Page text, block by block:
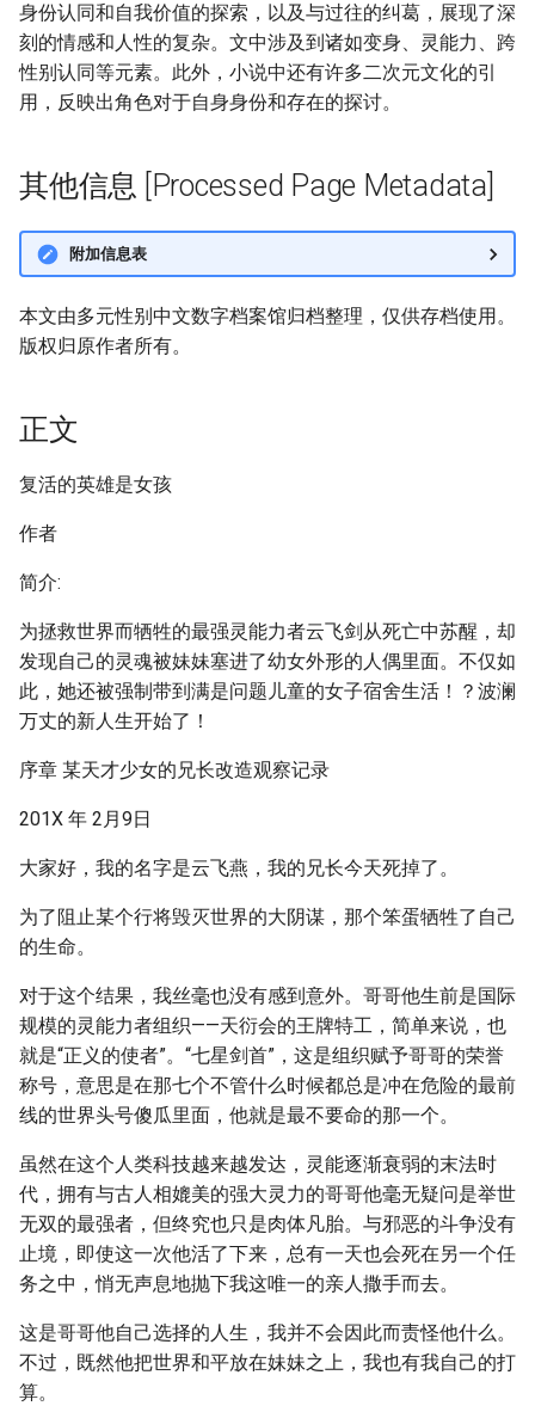
身份认同和自我价值的探索，以及与过往的纠葛，展现了深
刻的情感和人性的复杂。文中涉及到诸如变身、灵能力、跨
性别认同等元素。此外，小说中还有许多二次元文化的引
用，反映出角色对于自身身份和存在的探讨。
其他信息 [Processed Page Metadata]
附加信息表
本文由多元性别中文数字档案馆归档整理，仅供存档使用。
版权归原作者所有。
正文
复活的英雄是女孩
作者
简介:
为拯救世界而牺牲的最强灵能力者云飞剑从死亡中苏醒，却
发现自己的灵魂被妹妹塞进了幼女外形的人偶里面。不仅如
此，她还被强制带到满是问题儿童的女子宿舍生活！？波澜
万丈的新人生开始了！
序章 某天才少女的兄长改造观察记录
201X 年 2月9日
大家好，我的名字是云飞燕，我的兄长今天死掉了。
为了阻止某个行将毁灭世界的大阴谋，那个笨蛋牺牲了自己
的生命。
对于这个结果，我丝毫也没有感到意外。哥哥他生前是国际
规模的灵能力者组织——天衍会的王牌特工，简单来说，也
就是“正义的使者”。“七星剑首”，这是组织赋予哥哥的荣誉
称号，意思是在那七个不管什么时候都总是冲在危险的最前
线的世界头号傻瓜里面，他就是最不要命的那一个。
虽然在这个人类科技越来越发达，灵能逐渐衰弱的末法时
代，拥有与古人相媲美的强大灵力的哥哥他毫无疑问是举世
无双的最强者，但终究也只是肉体凡胎。与邪恶的斗争没有
止境，即使这一次他活了下来，总有一天也会死在另一个任
务之中，悄无声息地抛下我这唯一的亲人撒手而去。
这是哥哥他自己选择的人生，我并不会因此而责怪他什么。
不过，既然他把世界和平放在妹妹之上，我也有我自己的打
算。